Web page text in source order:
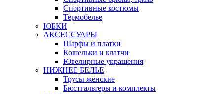
Спортивные костюмы
Термобелье
ЮБКИ
AКСЕССУАРЫ
Шарфы и платки
Кошельки и клатчи
Ювелирные украшения
НИЖНЕЕ БЕЛЬЕ
Трусы женские
Бюстгальтеры и комплекты